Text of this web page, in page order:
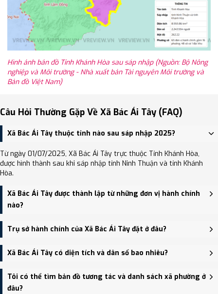
Hình ảnh bản đồ Tỉnh Khánh Hòa sau sáp nhập (Nguồn: Bộ Nông
nghiệp và Môi trường - Nhà xuất bản Tài nguyên Môi trường và
Bản đồ Việt Nam)
Câu Hỏi Thường Gặp Về Xã Bác Ái Tây (FAQ)
Xã Bác Ái Tây thuộc tỉnh nào sau sáp nhập 2025?
Từ ngày 01/07/2025, Xã Bác Ái Tây trực thuộc Tỉnh Khánh Hòa,
được hình thành sau khi sáp nhập tỉnh Ninh Thuận và tỉnh Khánh
Hòa.
Xã Bác Ái Tây được thành lập từ những đơn vị hành chính
nào?
Xã Bác Ái Tây được thành lập trên cơ sở sáp nhập Xã Phước Hòa,
Xã Phước Tân, Xã Phước Bình.
Trụ sở hành chính của Xã Bác Ái Tây đặt ở đâu?
Trụ sở hành chính mới của Xã Bác Ái Tây đặt tại UBND xã Phước
Hòa - trung tâm khu vực thuận tiện giao thông.
Xã Bác Ái Tây có diện tích và dân số bao nhiêu?
Xã Bác Ái Tây có Diện tích: 478.70 km², Dân số: 1,109 người, Mật độ
dân số: Khoảng 2.32 người/km²
Tôi có thể tìm bản đồ tương tác và danh sách xã phường ở
đâu?